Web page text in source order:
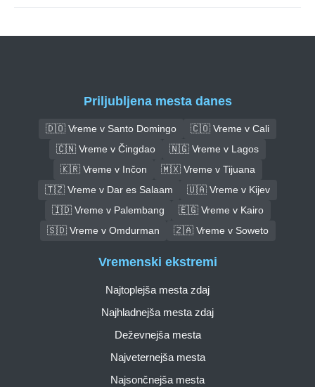
Priljubljena mesta danes
🇩🇴 Vreme v Santo Domingo
🇨🇴 Vreme v Cali
🇨🇳 Vreme v Čingdao
🇳🇬 Vreme v Lagos
🇰🇷 Vreme v Inčon
🇲🇽 Vreme v Tijuana
🇹🇿 Vreme v Dar es Salaam
🇺🇦 Vreme v Kijev
🇮🇩 Vreme v Palembang
🇪🇬 Vreme v Kairo
🇸🇩 Vreme v Omdurman
🇿🇦 Vreme v Soweto
Vremenski ekstremi
Najtoplejša mesta zdaj
Najhladnejša mesta zdaj
Deževnejša mesta
Najveternejša mesta
Najsončnejša mesta